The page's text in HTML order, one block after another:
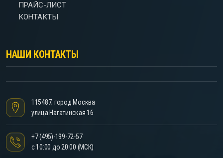
ПРАЙС-ЛИСТ
КОНТАКТЫ
НАШИ КОНТАКТЫ
115487; город Москва
улица Нагатинская 16
+7 (495)-199-72-57
с 10:00 до 20:00 (МСК)